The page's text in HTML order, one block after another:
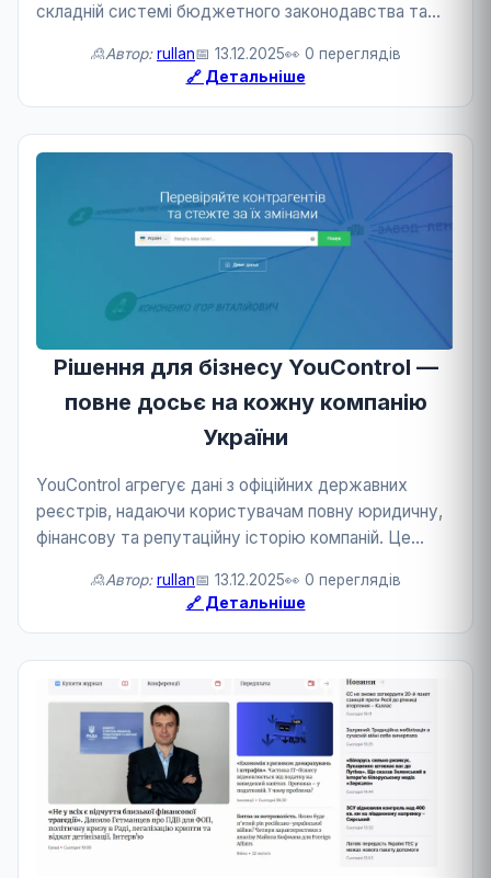
складній системі бюджетного законодавства та
прозорості та ефективності використання
державних коштів. ...
🙎Автор: rullan📅 13.12.2025👀 0 переглядів
🔗 Детальніше
Рішення для бізнесу YouControl —
повне досьє на кожну компанію
України
YouControl агрегує дані з офіційних державних
реєстрів, надаючи користувачам повну юридичну,
фінансову та репутаційну історію компаній. Це
прозорості бізнесу. Система дозволяє оперативно
🙎Автор: rullan📅 13.12.2025👀 0 переглядів
🔗 Детальніше